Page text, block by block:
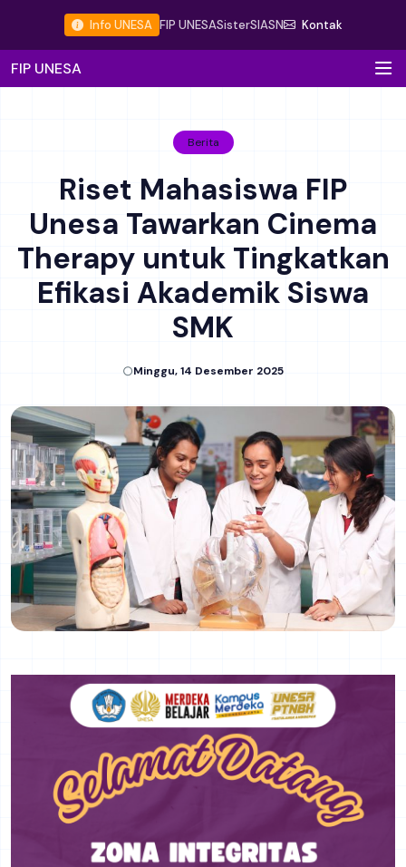
Info UNESA FIP UNESASisterSIASN Kontak
FIP UNESA
Berita
Riset Mahasiswa FIP
Unesa Tawarkan Cinema
Therapy untuk Tingkatkan
Efikasi Akademik Siswa
SMK
Minggu, 14 Desember 2025